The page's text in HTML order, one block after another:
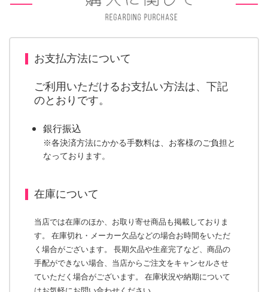
お支払方法について
ご利用いただけるお支払い方法は、下記
のとおりです。
銀行振込
※各決済方法にかかる手数料は、お客様のご負担と
なっております。
在庫について
当店では在庫のほか、お取り寄せ商品も掲載しておりま
す。 在庫切れ・メーカー欠品などの場合お時間をいただ
く場合がございます。 長期欠品や生産完了など、商品の
手配ができない場合、当店からご注文をキャンセルさせ
ていただく場合がございます。 在庫状況や納期について